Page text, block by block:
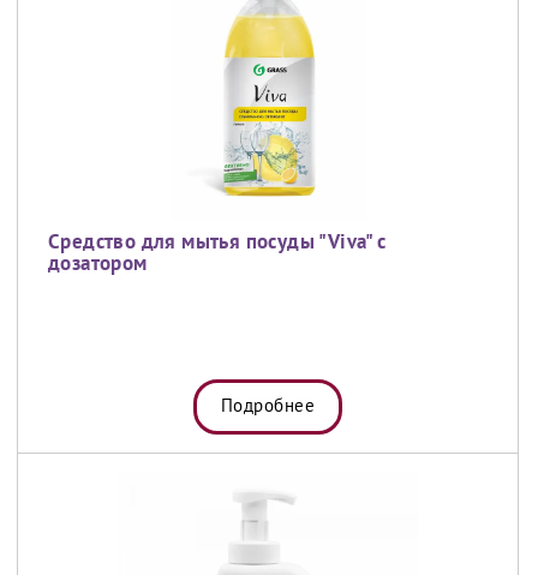
Средство для мытья посуды "Viva" с
дозатором
Подробнее